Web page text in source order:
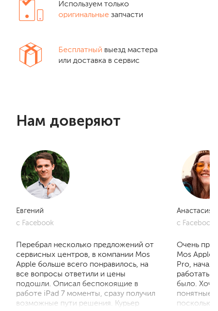
Используем только
оригинальные запчасти
Бесплатный выезд мастера
или доставка в сервис
Нам доверяют
Евгений
с Facebook
Перебрал несколько предложений от
сервисных центров, в компании Mos
Apple больше всего понравилось, на
все вопросы ответили и цены
подошли. Описал беспокоящие в
работе iPad 7 моменты, сразу получил
возможные пути решения. Курьер
Анастасия
с Facebook
Очень
Mos
Pro, начал
работать,
было. Хочу
понятные
поскольку